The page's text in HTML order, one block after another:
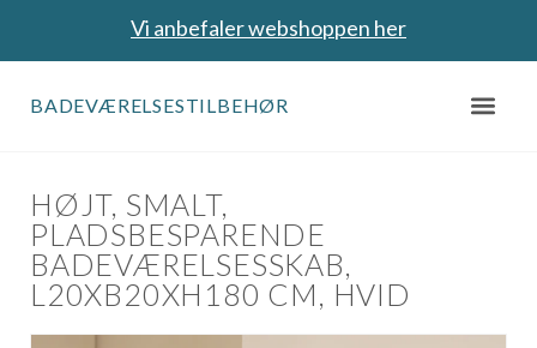
Vi anbefaler webshoppen her
BADEVÆRELSESTILBEHØR
HØJT, SMALT,
PLADSBESPARENDE
BADEVÆRELSESSKAB,
L20XB20XH180 CM, HVID